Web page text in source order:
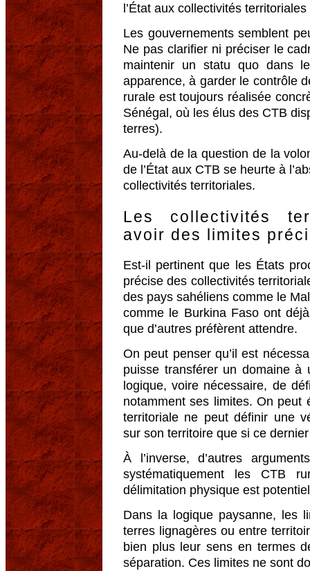
l’État aux collectivités
Les gouvernements semblent
Ne pas clarifier ni préciser le
maintenir un statu quo dans
apparence, à garder le contrôle
rurale est toujours réalisée
Sénégal, où les élus des CTB
terres).
Au-delà de la question de la
de l’État aux CTB se heurte à
collectivités territoriales.
Les collectivités
avoir des limites
Est-il pertinent que les États
précise des collectivités
des pays sahéliens comme le
comme le Burkina Faso ont
que d’autres préfèrent attendre.
On peut penser qu’il est
puisse transférer un domaine à
logique, voire nécessaire, de
notamment ses limites. On peut
territoriale ne peut définir une
sur son territoire que si ce
À l’inverse, d’autres
systématiquement les CTB
délimitation physique est
Dans la logique paysanne, les
terres lignagères ou entre
bien plus leur sens en termes
séparation. Ces limites ne sont